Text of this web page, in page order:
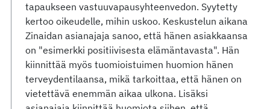
tapaukseen vastuuvapausyhteenvedon. Syytetty
kertoo oikeudelle, mihin uskoo. Keskustelun aikana
Zinaidan asianajaja sanoo, että hänen asiakkaansa
on "esimerkki positiivisesta elämäntavasta". Hän
kiinnittää myös tuomioistuimen huomion hänen
terveydentilaansa, mikä tarkoittaa, että hänen on
vietettävä enemmän aikaa ulkona. Lisäksi